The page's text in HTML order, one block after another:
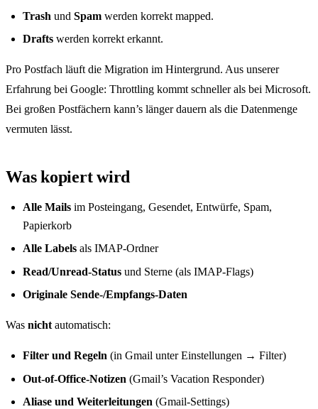
Trash und Spam werden korrekt mapped.
Drafts werden korrekt erkannt.
Pro Postfach läuft die Migration im Hintergrund. Aus unserer
Erfahrung bei Google: Throttling kommt schneller als bei Microsoft.
Bei großen Postfächern kann’s länger dauern als die Datenmenge
vermuten lässt.
Was kopiert wird
Alle Mails im Posteingang, Gesendet, Entwürfe, Spam,
Papierkorb
Alle Labels als IMAP-Ordner
Read/Unread-Status und Sterne (als IMAP-Flags)
Originale Sende-/Empfangs-Daten
Was nicht automatisch:
Filter und Regeln (in Gmail unter Einstellungen → Filter)
Out-of-Office-Notizen (Gmail’s Vacation Responder)
Aliase und Weiterleitungen (Gmail-Settings)